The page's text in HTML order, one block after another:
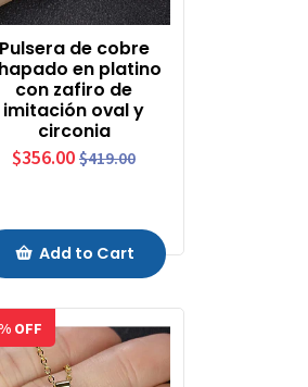
Pulsera de cobre
en platino
con zafiro de
imitación oval y
circonia
$356.00 $419.00
Add to Cart
OFF